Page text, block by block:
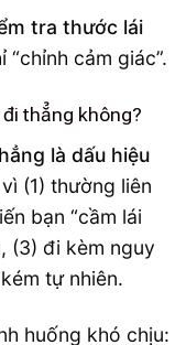
tra thước lái
cảm giác”.
thẳng không?
là dấu hiệu
vì (1) thường liên
bạn “cầm lái
(3) đi kèm nguy
tự nhiên.
huống khó chịu: